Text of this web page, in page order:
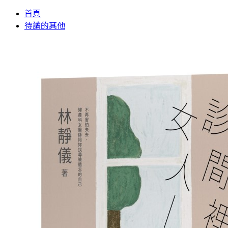
首頁
待讀的其他